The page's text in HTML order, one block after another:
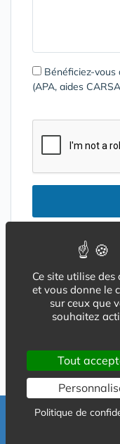
Bénéficiez-vous
(APA, aides
En cliquant sur le
contacté par mail
services répondant
Conditions d'utilisation
Demande
gratuit
Ce site utilise des
et vous donne le
sur ceux que
souhaitez
Tout
Politique de